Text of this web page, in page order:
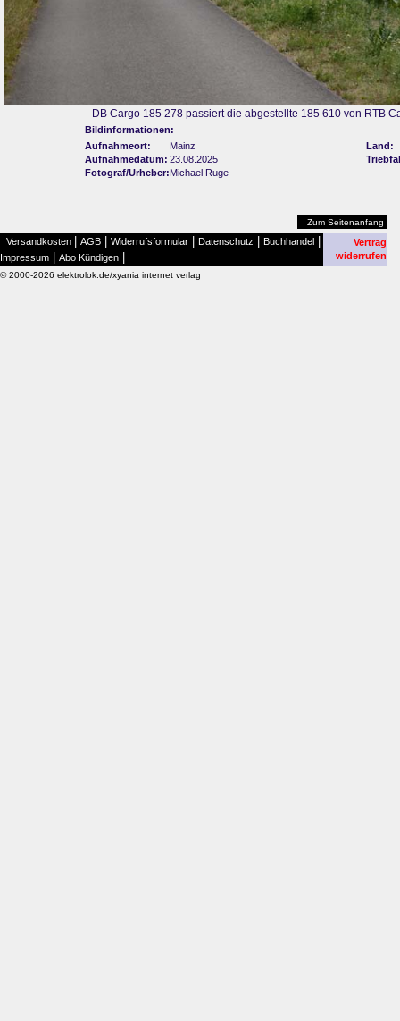
DB Cargo 185 278 passiert die abgestellte 185 610 von RTB
Bildinformationen:
Aufnahmeort:
Mainz
Land:
Aufnahmedatum: 23.08.2025
Fotograf/Urheber:Michael Ruge
Zum Seitenanfang
Versandkosten AGB Widerrufsformular Datenschutz Buchhandel
Impressum Abo Kündigen
Vertrag
widerrufen
© 2000-2026 elektrolok.de/xyania internet verlag